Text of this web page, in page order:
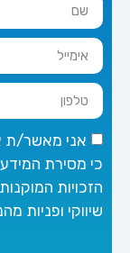
אני מאשר/ת
כי מסירת המידע
הזכויות
שיווקי ופניות